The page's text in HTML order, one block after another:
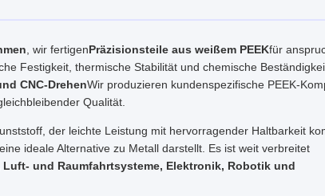
, wir fertigenPräzisionsteile aus weißem PEEKfür
Festigkeit, thermische Stabilität und chemische
CNC-DrehenWir produzieren kundenspezifische PEEK-
Qualität.
der leichte Leistung mit hervorragender Haltbarkeit
ideale Alternative zu Metall darstellt. Es ist weit verbreitet
und Raumfahrtsysteme, Elektronik, Robotik und